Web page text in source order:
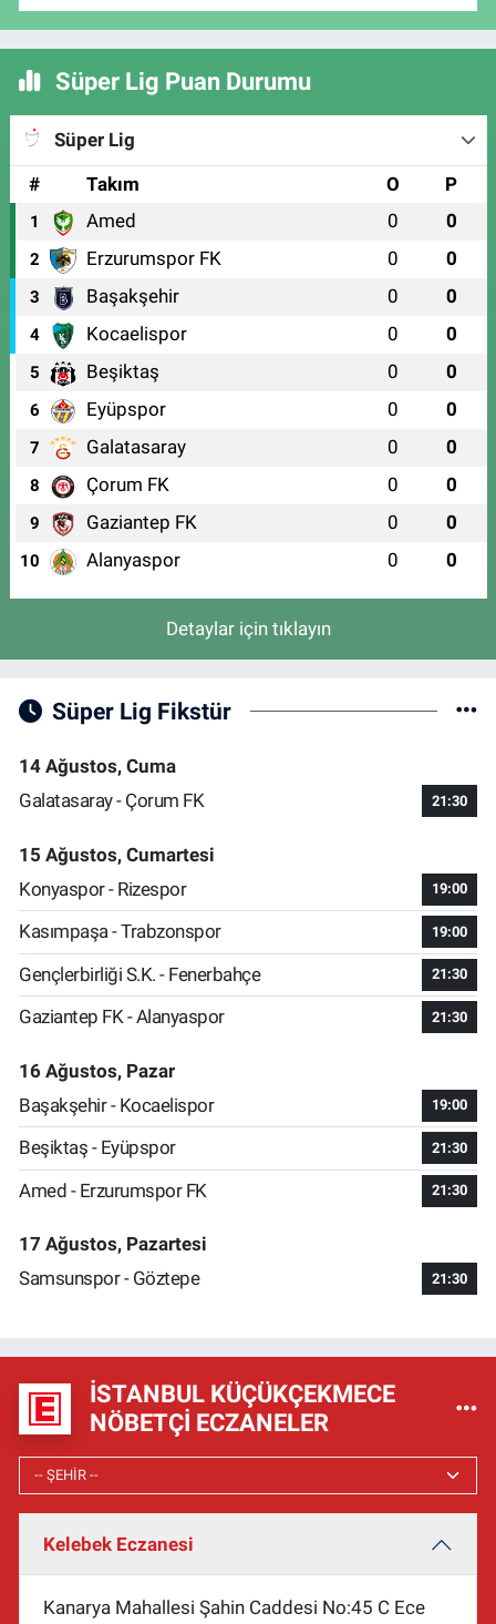
Süper Lig Puan Durumu
Süper Lig
#
Takım O P
1 Amed 0 0
2 Erzurumspor FK 0 0
3 Başakşehir 0 0
4 Kocaelispor 0 0
5 Beşiktaş 0 0
6 Eyüpspor 0 0
7 Galatasaray 0 0
8 Çorum FK 0 0
9 Gaziantep FK 0 0
10 Alanyaspor 0 0
Detaylar için tıklayın
Süper Lig Fikstür
14 Ağustos, Cuma
Galatasaray - Çorum FK
21:30
15 Ağustos, Cumartesi
Konyaspor - Rizespor
19:00
Kasımpaşa - Trabzonspor 19:00
Gençlerbirliği S.K. - Fenerbahçe 21:30
Gaziantep FK - Alanyaspor 21:30
16 Ağustos, Pazar
Başakşehir - Kocaelispor
19:00
Beşiktaş - Eyüpspor 21:30
Amed - Erzurumspor FK 21:30
17 Ağustos, Pazartesi
Samsunspor - Göztepe
21:30
İSTANBUL KÜÇÜKÇEKMECE
NÖBETÇI ECZANELER
Kelebek Eczanesi
Kanarya Mahallesi Şahin Caddesi No:45 C Ece